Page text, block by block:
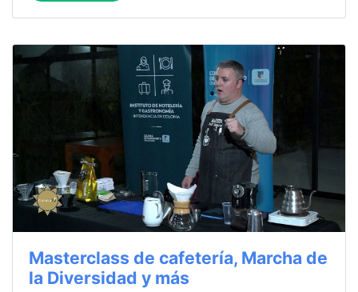
Masterclass de cafetería, Marcha de
la Diversidad y más